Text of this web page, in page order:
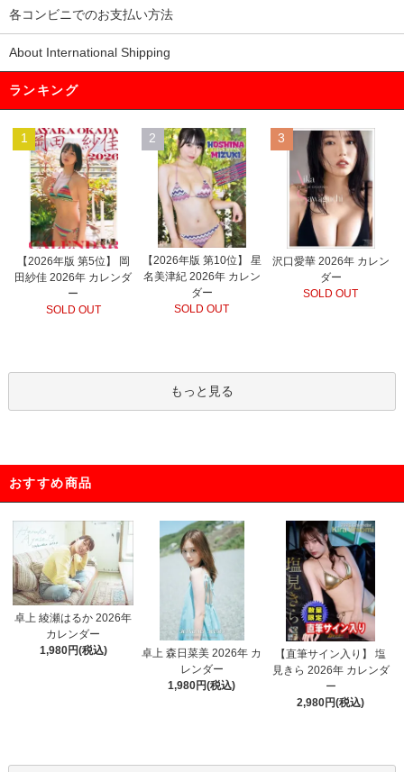
各コンビニでのお支払い方法
About International Shipping
ランキング
1
【2026年版 第5位】 岡
田紗佳 2026年 カレンダ
ー
SOLD OUT
2
【2026年版 第10位】 星
名美津紀 2026年 カレン
ダー
SOLD OUT
3
沢口愛華 2026年 カレン
ダー
SOLD OUT
もっと見る
おすすめ商品
卓上 綾瀬はるか 2026年
カレンダー
1,980円(税込)
卓上 森日菜美 2026年 カ
レンダー
1,980円(税込)
【直筆サイン入り】 塩
見きら 2026年 カレンダ
ー
2,980円(税込)